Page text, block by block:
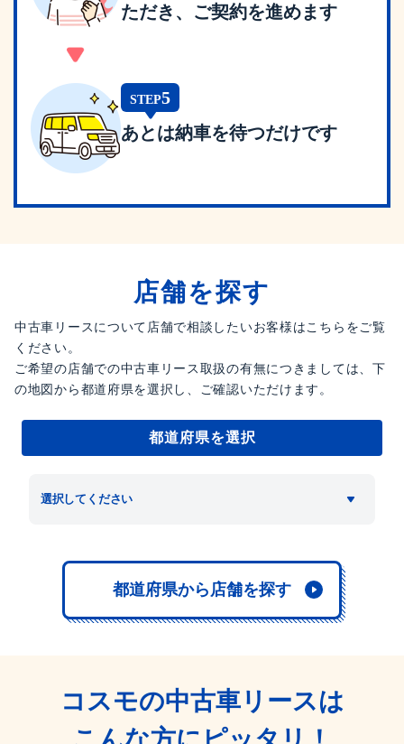
ただき、ご契約を進めます
STEP5
あとは納車を待つだけです
店舗を探す
中古車リースについて店舗で相談したいお客様はこちらをご覧
ください。
ご希望の店舗での中古車リース取扱の有無につきましては、下
の地図から都道府県を選択し、ご確認いただけます。
都道府県を選択
都道府県から店舗を探す
コスモの中古車リースは